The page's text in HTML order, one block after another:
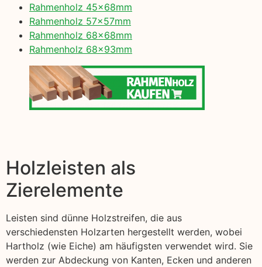
Rahmenholz 45x68mm
Rahmenholz 57x57mm
Rahmenholz 68x68mm
Rahmenholz 68x93mm
Holzleisten als
Zierelemente
Leisten sind dünne Holzstreifen, die aus
verschiedensten Holzarten hergestellt werden, wobei
Hartholz (wie Eiche) am häufigsten verwendet wird. Sie
werden zur Abdeckung von Kanten, Ecken und anderen